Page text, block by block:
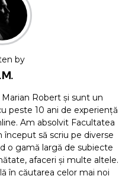
by
Robert și sunt un
peste 10 ani de experiență
Am absolvit Facultatea
început să scriu pe diverse
o gamă largă de subiecte
afaceri și multe altele.
în căutarea celor mai noi